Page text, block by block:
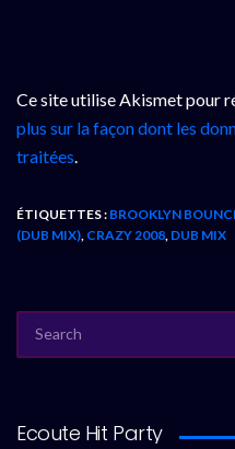
Ce site utilise Akismet pour
plus sur la façon dont les
traitées.
ÉTIQUETTES : BROOKLYN
(DUB MIX), CRAZY 2008, DUB MIX
FOR:
Ecoute Hit Party